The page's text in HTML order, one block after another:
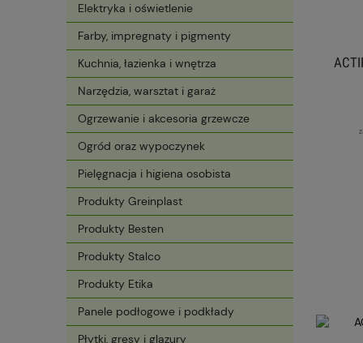
Elektryka i oświetlenie
Farby, impregnaty i pigmenty
Kuchnia, łazienka i wnętrza
Narzędzia, warsztat i garaż
Ogrzewanie i akcesoria grzewcze
Ogród oraz wypoczynek
Pielęgnacja i higiena osobista
Produkty Greinplast
Produkty Besten
Produkty Stalco
Produkty Etika
Panele podłogowe i podkłady
Płytki, gresy i glazury